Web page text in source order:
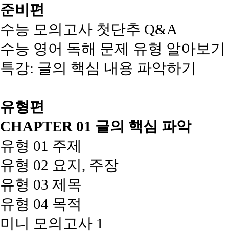
준비편
수능 모의고사 첫단추 Q&A
수능 영어 독해 문제 유형 알아보기
특강: 글의 핵심 내용 파악하기
유형편
CHAPTER 01 글의 핵심 파악
유형 01 주제
유형 02 요지, 주장
유형 03 제목
유형 04 목적
미니 모의고사 1